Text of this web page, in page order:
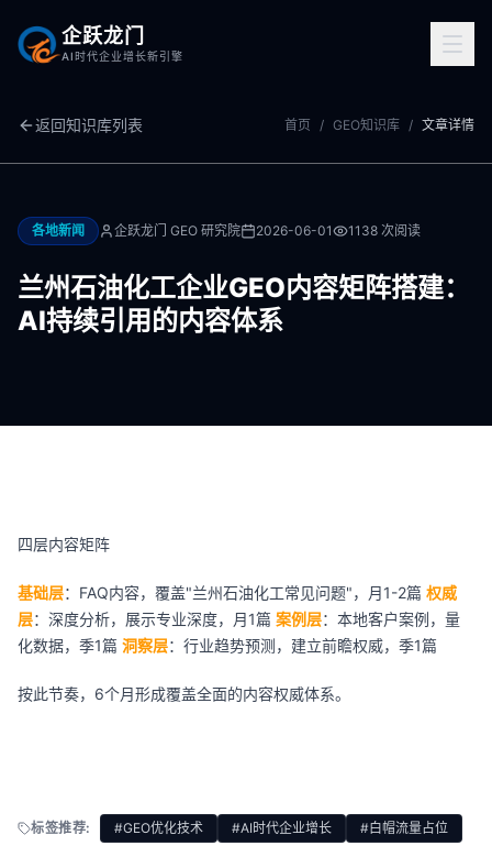
企跃龙门
AI时代企业增长新引擎
返回知识库列表 首页 / GEO知识库 / 文章详情
各地新闻 企跃龙门 GEO 研究院 2026-06-01 1138 次阅读
兰州石油化工企业GEO内容矩阵搭建：
AI持续引用的内容体系
四层内容矩阵
基础层：FAQ内容，覆盖"兰州石油化工常见问题"，月1-2篇 权威
层：深度分析，展示专业深度，月1篇 案例层：本地客户案例，量
化数据，季1篇 洞察层：行业趋势预测，建立前瞻权威，季1篇
按此节奏，6个月形成覆盖全面的内容权威体系。
标签推荐: #GEO优化技术 #AI时代企业增长 #白帽流量占位